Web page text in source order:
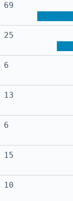
69
25
6
13
6
15
10